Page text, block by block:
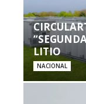
LITIO
NACIONAL